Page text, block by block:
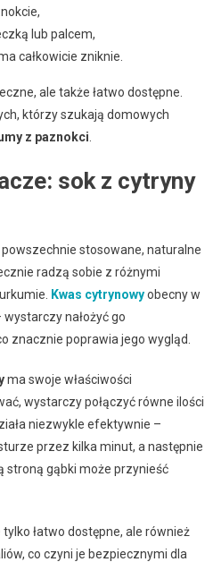
lub palcem,
całkowicie zniknie.
ale także łatwo dostępne.
którzy szukają domowych
z paznokci.
sok z cytryny
stosowane, naturalne
radzą sobie z różnymi
Kwas cytrynowyobecny w
nałożyć go
znacznie poprawia jego wygląd.
ma swoje właściwości
wystarczy połączyć równe ilości
niezwykle efektywnie –
przez kilka minut, a następnie
stroną gąbki może przynieść
łatwo dostępne, ale również
co czyni je bezpiecznymi dla